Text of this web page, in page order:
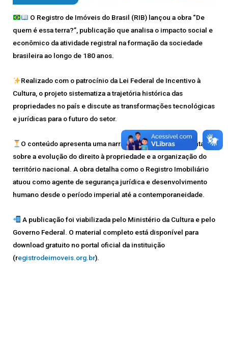
O Registro de Imóveis do Brasil (RIB) lançou a obra “De
quem é essa terra?”, publicação que analisa o impacto social e
econômico da atividade registral na formação da sociedade
brasileira ao longo de 180 anos.
Realizado com o patrocínio da Lei Federal de Incentivo à
Cultura, o projeto sistematiza a trajetória histórica das
propriedades no país e discute as transformações tecnológicas
e jurídicas para o futuro do setor.
O conteúdo apresenta uma narrativa técnica e documental
sobre a evolução do direito à propriedade e a organização do
território nacional. A obra detalha como o Registro Imobiliário
atuou como agente de segurança jurídica e desenvolvimento
humano desde o período imperial até a contemporaneidade.
A publicação foi viabilizada pelo Ministério da Cultura e pelo
Governo Federal. O material completo está disponível para
download gratuito no portal oficial da instituição
(registrodeimoveis.org.br).